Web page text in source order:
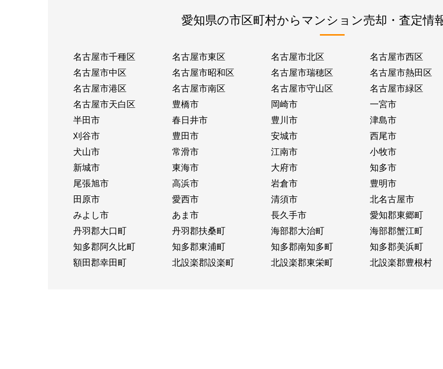
愛知県の市区町村からマンション売却・査定情
名古屋市千種区 名古屋市東区 名古屋市北区
名古屋市西区
名古屋市中区
名古屋市昭和区 名古屋市瑞穂区
名古屋市熱田区
名古屋市港区
名古屋市南区 名古屋市守山区
名古屋市緑区
名古屋市天白区
豊橋市 岡崎市
一宮市
半田市
春日井市 豊川市
津島市
刈谷市
豊田市 安城市
西尾市
犬山市
常滑市 江南市
小牧市
新城市
東海市 大府市
知多市
尾張旭市
高浜市 岩倉市
豊明市
田原市
愛西市 清須市
北名古屋市
みよし市
あま市 長久手市
愛知郡東郷町
丹羽郡大口町
丹羽郡扶桑町 海部郡大治町
海部郡蟹江町
知多郡阿久比町
知多郡東浦町 知多郡南知多町
知多郡美浜町
額田郡幸田町
北設楽郡設楽町 北設楽郡東栄町 北設楽郡豊根村